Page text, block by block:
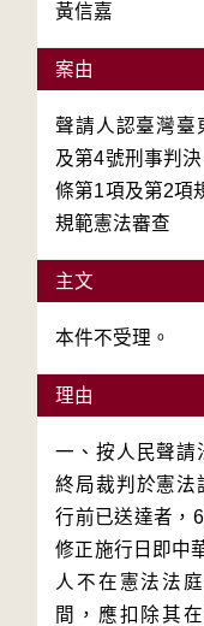
黃信嘉
案由
聲請人認臺灣臺
及第4號刑事判
條第1項及第2項
規範憲法審查
主文
本件不受理。
理由
一、按人民聲請
終局裁判於憲法
行前已送達者，
修正施行日即中
人不在憲法法
間，應扣除其